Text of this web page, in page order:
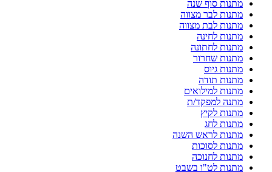
מתנות סוף שנה
מתנות לבר מצווה
מתנות לבת מצווה
מתנות לחינה
מתנות לחתונה
מתנות שחרור
מתנות גיוס
מתנות תודה
מתנות למילואים
מתנה למפקד/ת
מתנות לקיץ
מתנות לחג
מתנות לראש השנה
מתנות לסוכות
מתנות לחנוכה
מתנות לט"ו בשבט